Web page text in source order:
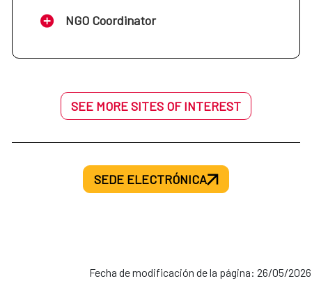
NGO Coordinator
SEE MORE SITES OF INTEREST
SEDE ELECTRÓNICA
Fecha de modificación de la página: 26/05/2026